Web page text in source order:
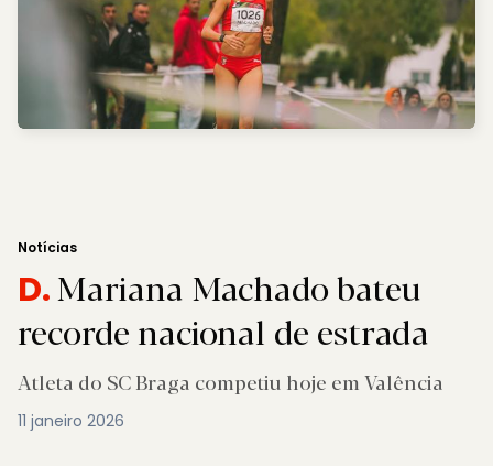
Notícias
D.Mariana Machado bateu
recorde nacional de estrada
Atleta do SC Braga competiu hoje em Valência
11 janeiro 2026